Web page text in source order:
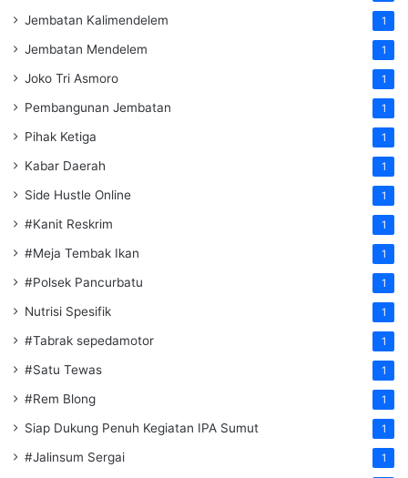
Jembatan Kalimendelem 1
Jembatan Mendelem 1
Joko Tri Asmoro 1
Pembangunan Jembatan 1
Pihak Ketiga 1
Kabar Daerah 1
Side Hustle Online 1
#Kanit Reskrim 1
#Meja Tembak Ikan 1
#Polsek Pancurbatu 1
Nutrisi Spesifik 1
#Tabrak sepedamotor 1
#Satu Tewas 1
#Rem Blong 1
Siap Dukung Penuh Kegiatan IPA Sumut 1
#Jalinsum Sergai 1